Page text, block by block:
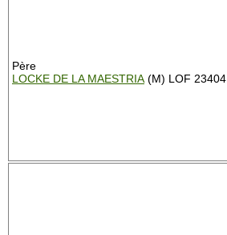
Père
LOCKE DE LA MAESTRIA (M) LOF 23404